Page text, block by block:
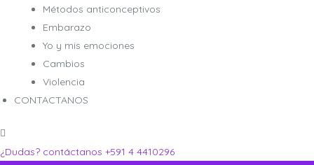
Métodos anticonceptivos
Embarazo
Yo y mis emociones
Cambios
Violencia
CONTACTANOS
¿Dudas? contáctanos +591 4 4410296